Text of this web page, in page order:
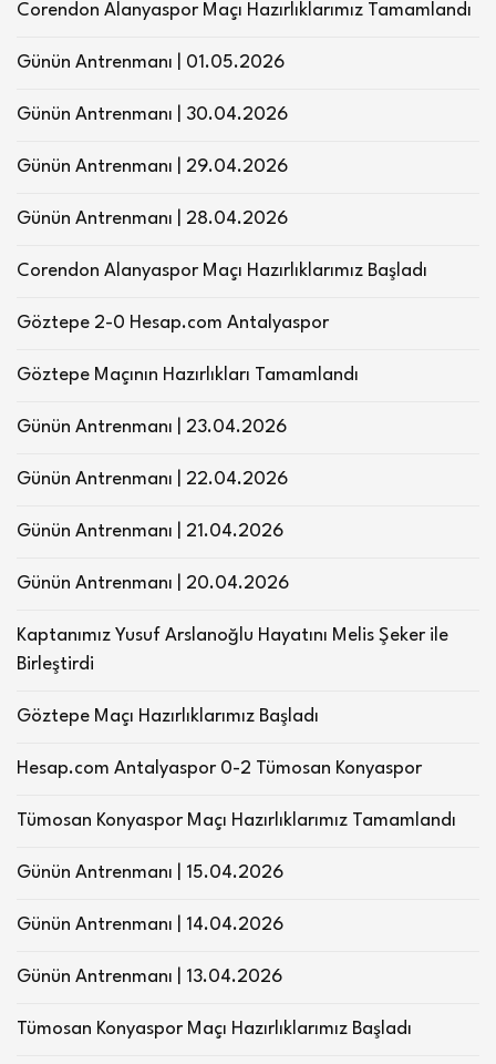
Corendon Alanyaspor Maçı Hazırlıklarımız Tamamlandı
Günün Antrenmanı | 01.05.2026
Günün Antrenmanı | 30.04.2026
Günün Antrenmanı | 29.04.2026
Günün Antrenmanı | 28.04.2026
Corendon Alanyaspor Maçı Hazırlıklarımız Başladı
Göztepe 2-0 Hesap.com Antalyaspor
Göztepe Maçının Hazırlıkları Tamamlandı
Günün Antrenmanı | 23.04.2026
Günün Antrenmanı | 22.04.2026
Günün Antrenmanı | 21.04.2026
Günün Antrenmanı | 20.04.2026
Kaptanımız Yusuf Arslanoğlu Hayatını Melis Şeker ile
Birleştirdi
Göztepe Maçı Hazırlıklarımız Başladı
Hesap.com Antalyaspor 0-2 Tümosan Konyaspor
Tümosan Konyaspor Maçı Hazırlıklarımız Tamamlandı
Günün Antrenmanı | 15.04.2026
Günün Antrenmanı | 14.04.2026
Günün Antrenmanı | 13.04.2026
Tümosan Konyaspor Maçı Hazırlıklarımız Başladı